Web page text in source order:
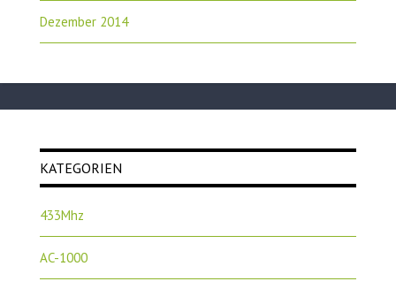
Dezember 2014
KATEGORIEN
433Mhz
AC-1000